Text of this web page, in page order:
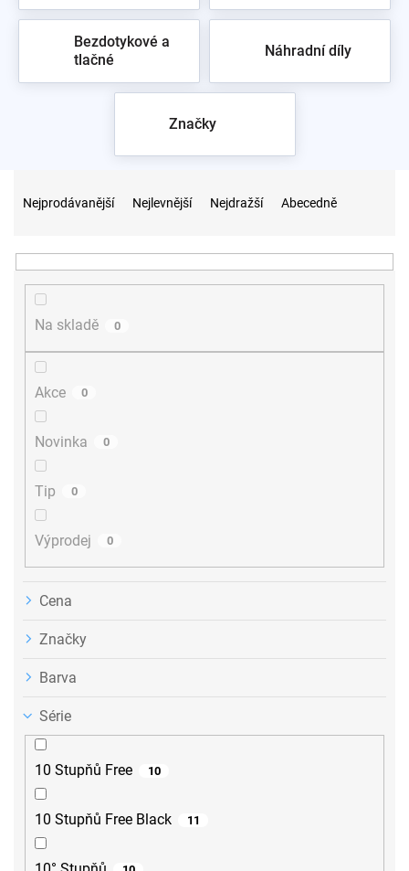
Bezdotykové a
tlačné
Náhradní díly
Značky
n
Nejprodávanější Nejlevnější Nejdražší Abecedně
Na skladě 0
Akce 0
Novinka 0
Tip 0
Výprodej 0
Cena
Značky
Barva
Série
10 Stupňů Free 10
10 Stupňů Free Black 11